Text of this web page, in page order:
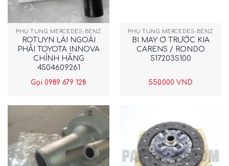
PHỤ TÙNG MERCEDES-BENZ
ROTUYN LÁI NGOÀI
PHẢI TOYOTA INNOVA
CHÍNH HÃNG
4504609261
Gọi 0989 679 128
PHỤ TÙNG MERCEDES-BENZ
BI MAY Ơ TRƯỚC KIA
CARENS / RONDO
517203S100
550.000 VND